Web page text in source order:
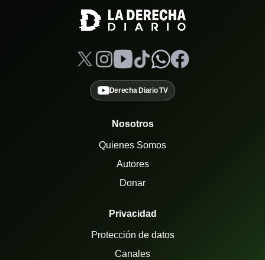
Derecha Diario TV
Nosotros
Quienes Somos
Autores
Donar
Privacidad
Protección de datos
Canales